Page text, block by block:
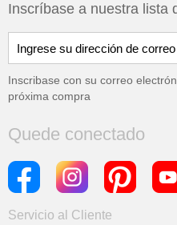
Inscríbase a nuestra lista
Inscribase con su correo
próxima compra
Quede conectado
Servicio al Cliente